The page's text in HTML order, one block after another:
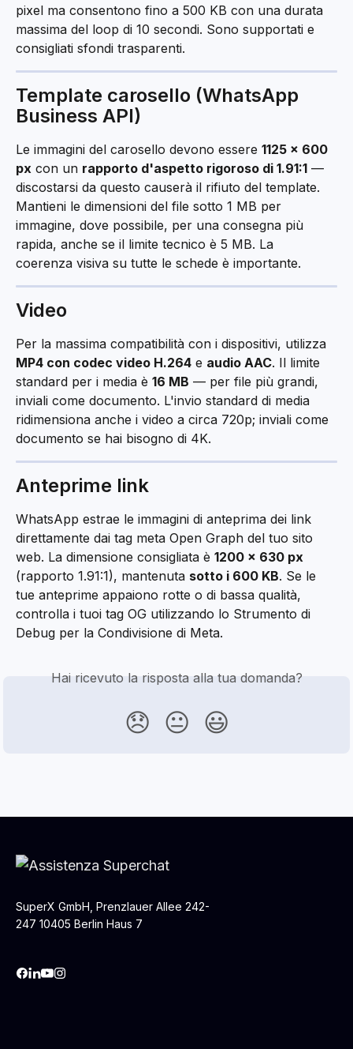
pixel ma consentono fino a 500 KB con una durata
massima del loop di 10 secondi. Sono supportati e
consigliati sfondi trasparenti.
Template carosello (WhatsApp
Business API)
Le immagini del carosello devono essere 1125 × 600
px con un rapporto d'aspetto rigoroso di 1.91:1 —
discostarsi da questo causerà il rifiuto del template.
Mantieni le dimensioni del file sotto 1 MB per
immagine, dove possibile, per una consegna più
rapida, anche se il limite tecnico è 5 MB. La
coerenza visiva su tutte le schede è importante.
Video
Per la massima compatibilità con i dispositivi, utilizza
MP4 con codec video H.264 e audio AAC. Il limite
standard per i media è 16 MB — per file più grandi,
inviali come documento. L'invio standard di media
ridimensiona anche i video a circa 720p; inviali come
documento se hai bisogno di 4K.
Anteprime link
WhatsApp estrae le immagini di anteprima dei link
direttamente dai tag meta Open Graph del tuo sito
web. La dimensione consigliata è 1200 × 630 px
(rapporto 1.91:1), mantenuta sotto i 600 KB. Se le
tue anteprime appaiono rotte o di bassa qualità,
controlla i tuoi tag OG utilizzando lo Strumento di
Debug per la Condivisione di Meta.
Hai ricevuto la risposta alla tua domanda?
😞 😐 😃
SuperX GmbH, Prenzlauer Allee 242-
247 10405 Berlin Haus 7